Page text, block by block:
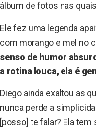
álbum de fotos nas
Ele fez uma legenda
com morango e mel no
senso de humor
a rotina louca, ela é
Diego ainda exaltou as
nunca perde a
[posso] te falar? Ela